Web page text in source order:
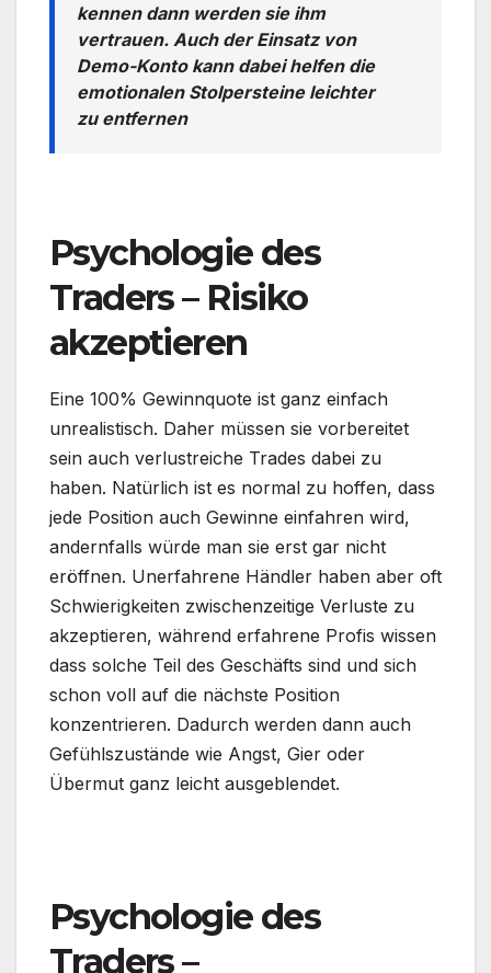
kennen dann werden sie ihm
vertrauen. Auch der Einsatz von
Demo-Konto kann dabei helfen die
emotionalen Stolpersteine leichter
zu entfernen
Psychologie des
Traders – Risiko
akzeptieren
Eine 100% Gewinnquote ist ganz einfach
unrealistisch. Daher müssen sie vorbereitet
sein auch verlustreiche Trades dabei zu
haben. Natürlich ist es normal zu hoffen, dass
jede Position auch Gewinne einfahren wird,
andernfalls würde man sie erst gar nicht
eröffnen. Unerfahrene Händler haben aber oft
Schwierigkeiten zwischenzeitige Verluste zu
akzeptieren, während erfahrene Profis wissen
dass solche Teil des Geschäfts sind und sich
schon voll auf die nächste Position
konzentrieren. Dadurch werden dann auch
Gefühlszustände wie Angst, Gier oder
Übermut ganz leicht ausgeblendet.
Psychologie des
Traders –